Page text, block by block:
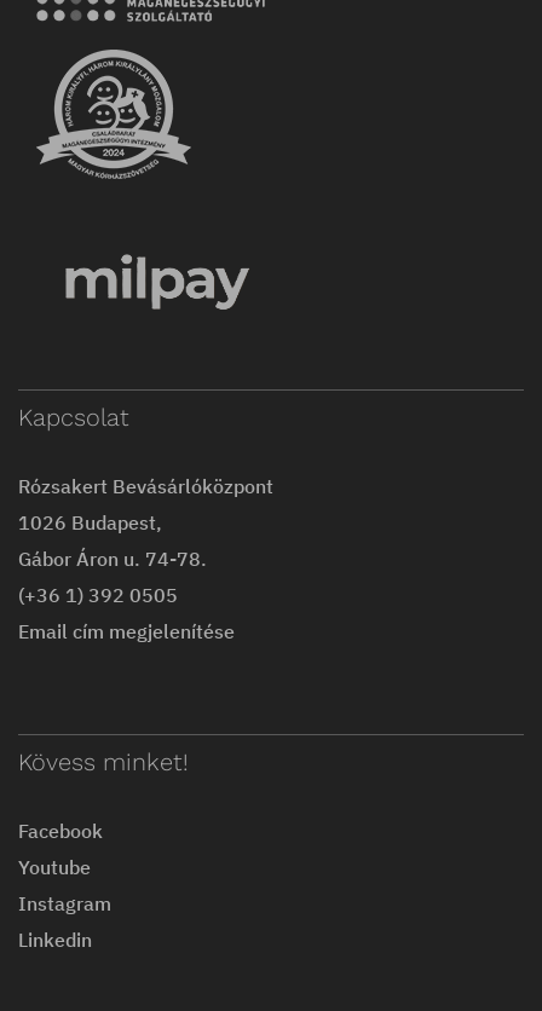
Kapcsolat
Rózsakert Bevásárlóközpont
1026 Budapest,
Gábor Áron u. 74-78.
(+36 1) 392 0505
Email cím megjelenítése
Kövess minket!
Facebook
Youtube
Instagram
Linkedin